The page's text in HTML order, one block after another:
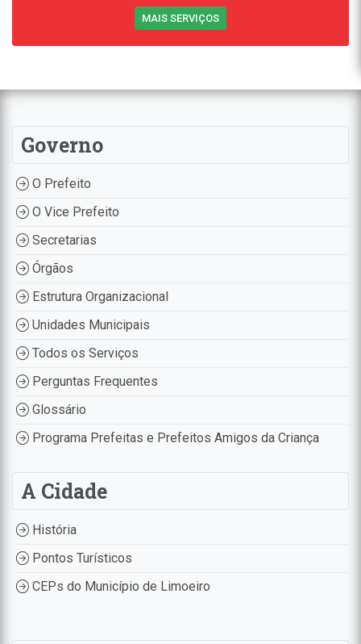
MAIS SERVIÇOS
Governo
O Prefeito
O Vice Prefeito
Secretarias
Órgãos
Estrutura Organizacional
Unidades Municipais
Todos os Serviços
Perguntas Frequentes
Glossário
Programa Prefeitas e Prefeitos Amigos da Criança
A Cidade
História
Pontos Turísticos
CEPs do Município de Limoeiro